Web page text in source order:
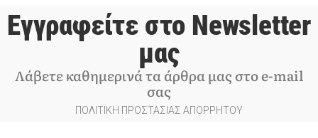
Εγγραφείτε στο Newsletter
μας
Λάβετε καθημερινά τα άρθρα μας στο e-mail
σας
ΠΟΛΙΤΙΚΗ ΠΡΟΣΤΑΣΙΑΣ ΑΠΟΡΡΗΤΟΥ